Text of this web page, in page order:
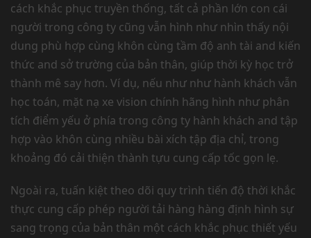
cách khắc phục truyền thống, tất cả phần lớn con cái
người trong công ty cũng vẫn hình như nhìn thấy nội
dung phù hợp cùng khôn cùng tầm độ anh tài and kiến
thức and sở trường của bản thân, giúp thời kỳ học trở
thành mê say hơn. Ví dụ, nếu như như hành khách vẫn
học toán, mặt nạ xe vision chính hãng hình như phân
tích điểm yếu ở phía trong công ty hành khách and tập
hợp vào khôn cùng nhiều bài xích tập địa chỉ, trong
khoảng đó cải thiện thành tựu cung cấp tốc gọn lẹ.
Ngoài ra, tuấn kiệt theo dõi quy trình tiến độ thời khắc
thực cung cấp phép người tải hàng hàng định hình sự
sang trọng của bản thân một cách khắc phục thiết yếu